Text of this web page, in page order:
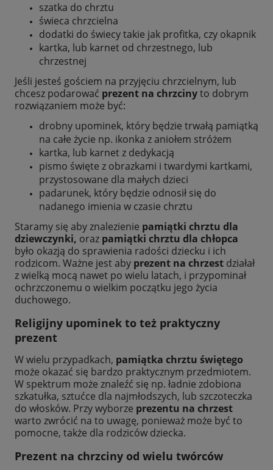
szatka do chrztu
świeca chrzcielna
dodatki do świecy takie jak profitka, czy okapnik
kartka, lub karnet od chrzestnego, lub
chrzestnej
Jeśli jesteś gościem na przyjęciu chrzcielnym, lub
chcesz podarować prezent na chrzcinyto dobrym
rozwiązaniem może być:
drobny upominek, który będzie trwałą pamiątką
na całe życie np. ikonka z aniołem stróżem
kartka, lub karnet z dedykacją
pismo święte z obrazkami i twardymi kartkami,
przystosowane dla małych dzieci
padarunek, który będzie odnosił się do
nadanego imienia w czasie chrztu
Staramy się aby znalezienie pamiątki chrztu dla
dziewczynki, oraz pamiątki chrztu dla chłopca
było okazją do sprawienia radości dziecku i ich
rodzicom. Ważne jest aby prezent na chrzest działał
z wielką mocą nawet po wielu latach, i przypominał
ochrzczonemu o wielkim początku jego życia
duchowego.
Religijny upominek to też praktyczny
prezent
W wielu przypadkach, pamiątka chrztu świętego
może okazać się bardzo praktycznym przedmiotem.
W spektrum może znaleźć się np. ładnie zdobiona
szkatułka, sztućce dla najmłodszych, lub szczoteczka
do włosków. Przy wyborze prezentu na chrzest
warto zwrócić na to uwagę, ponieważ może być to
pomocne, także dla rodziców dziecka.
Prezent na chrzciny od wielu twórców